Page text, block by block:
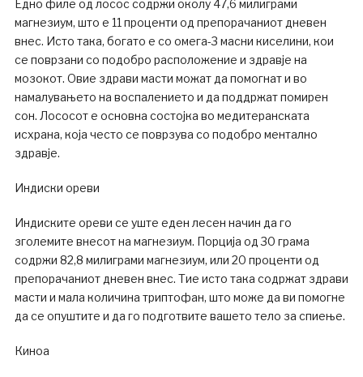
Едно филе од лосос содржи околу 47,6 милиграми
магнезиум, што е 11 проценти од препорачаниот дневен
внес. Исто така, богато е со омега-3 масни киселини, кои
се поврзани со подобро расположение и здравје на
мозокот. Овие здрави масти можат да помогнат и во
намалувањето на воспалението и да поддржат помирен
сон. Лососот е основна состојка во медитеранската
исхрана, која често се поврзува со подобро ментално
здравје.
Индиски ореви
Индиските ореви се уште еден лесен начин да го
зголемите внесот на магнезиум. Порција од 30 грама
содржи 82,8 милиграми магнезиум, или 20 проценти од
препорачаниот дневен внес. Тие исто така содржат здрави
масти и мала количина триптофан, што може да ви помогне
да се опуштите и да го подготвите вашето тело за спиење.
Киноа